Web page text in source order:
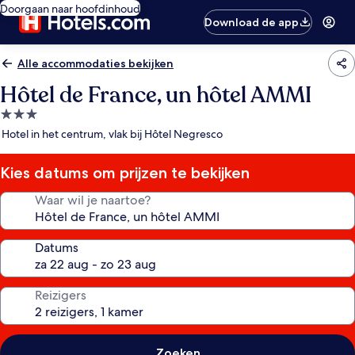
Doorgaan naar hoofdinhoud
Download de app
Alle accommodaties bekijken
Hôtel de France, un hôtel AMMI
3.0-
sterrenaccommodatie
Hotel in het centrum, vlak bij Hôtel Negresco
Kies datums om prijzen te bekijken
Waar wil je naartoe?
Datums
Reizigers